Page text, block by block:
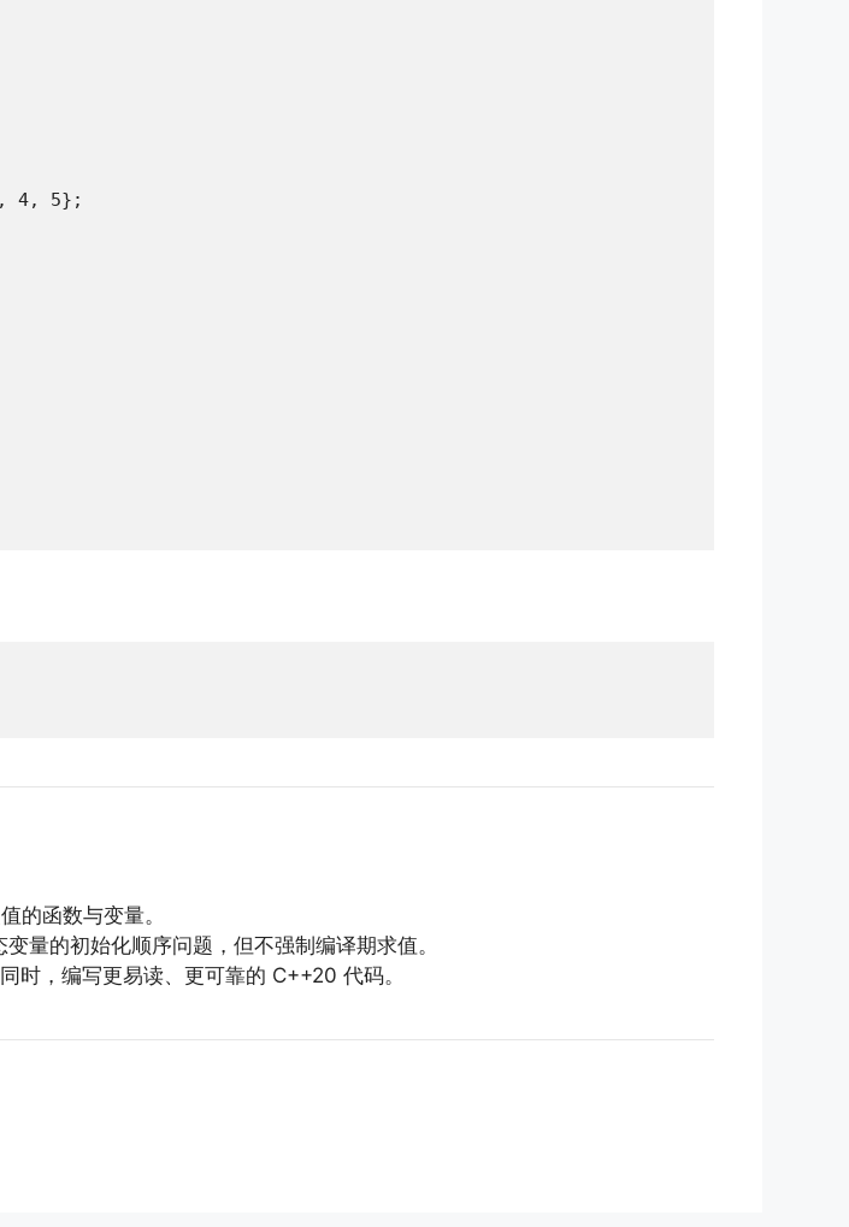
4, 5};
的函数与变量。
量的初始化顺序问题，但不强制编译期求值。
时，编写更易读、更可靠的 C++20 代码。